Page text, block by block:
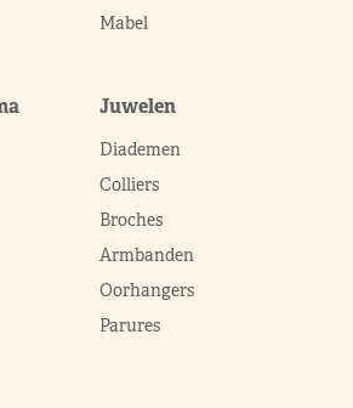
Mabel
Juwelen
Diademen
Colliers
Broches
Armbanden
Oorhangers
Parures